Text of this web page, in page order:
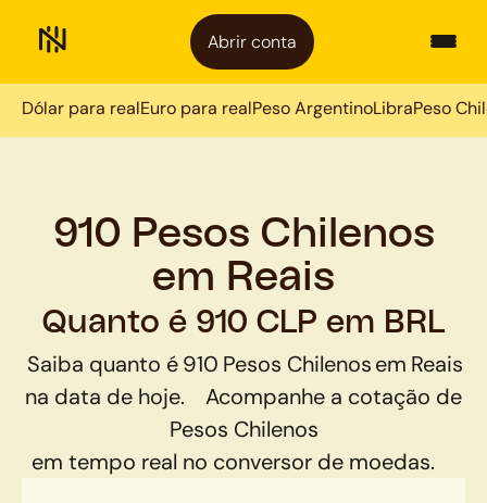
Abrir conta
Dólar para realEuro para realPeso ArgentinoLibraPeso
910 Pesos Chilenos
em Reais
Quanto é 910 CLP em BRL
Saiba quanto é910 Pesos Chilenosem Reais
na data de hoje.
Acompanhe a cotação de
Pesos Chilenos
em tempo real no conversor de moedas.